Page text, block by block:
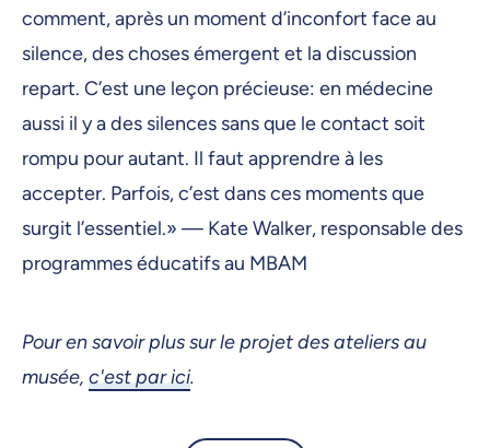
comment, après un moment d’inconfort face au
silence, des choses émergent et la discussion
repart. C’est une leçon précieuse: en médecine
aussi il y a des silences sans que le contact soit
rompu pour autant. Il faut apprendre à les
accepter. Parfois, c’est dans ces moments que
surgit l’essentiel.» — Kate Walker, responsable des
programmes éducatifs au MBAM
Pour en savoir plus sur le projet des ateliers au
musée, c'est par ici.